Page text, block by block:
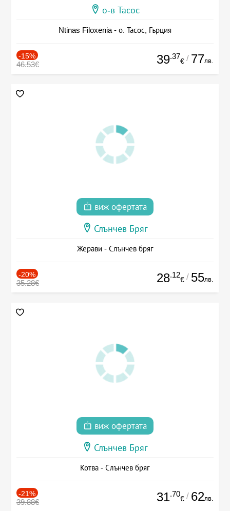
о-в Тасос
Ntinas Filoxenia - о. Тасос, Гърция
-15%
46.53€ 39.37
€ / 77лв.
виж офертата
Слънчев Бряг
Жерави - Слънчев бряг
-20%
35.28€ 28.12
€ / 55лв.
виж офертата
Слънчев Бряг
Котва - Слънчев бряг
-21%
39.88€ 31.70
€ / 62лв.